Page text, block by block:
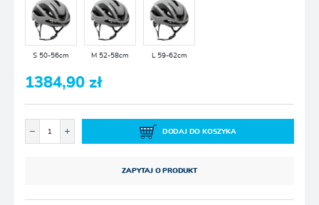
S 50-56cm M 52-58cm L 59-62cm
1384,90 zł
DODAJ DO KOSZYKA
ZAPYTAJ O PRODUKT